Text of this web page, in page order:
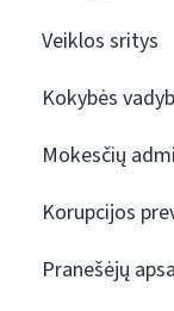
Veiklos sritys
Kokybės
Mokesčių
Korupcijos
Pranešėjų